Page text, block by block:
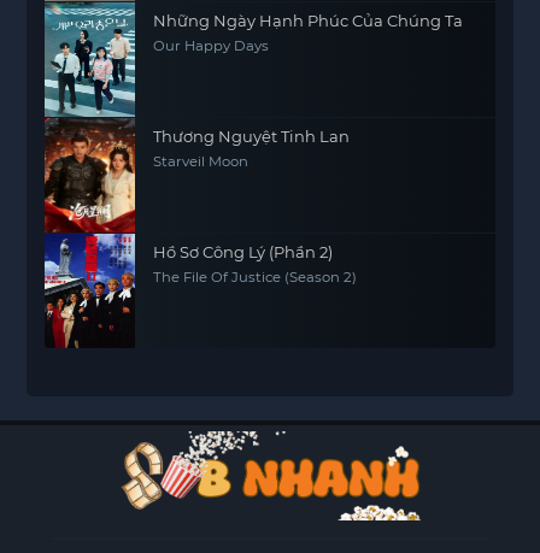
Những Ngày Hạnh Phúc Của Chúng Ta
Our Happy Days
Thương Nguyệt Tinh Lan
Starveil Moon
Hồ Sơ Công Lý (Phần 2)
The File Of Justice (Season 2)